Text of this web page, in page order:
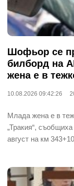
Шофьор се
билборд на
жена е в
10.08.2026 09:42:26
Млада жена е в
„Тракия“,
август на км